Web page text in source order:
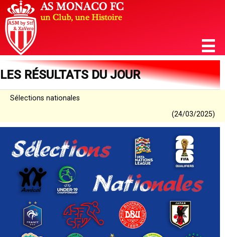
LES RÉSULTATS DU JOUR
Sélections nationales
(24/03/2025)